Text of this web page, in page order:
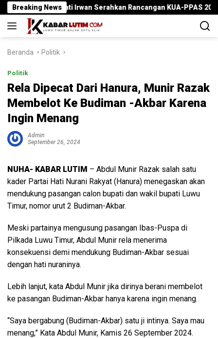
Langsung
ke
konten
Breaking News
Bupati Irwan Serahkan Rancangan KUA-PPAS 2027 ,
Beranda Politik
Politik
Rela Dipecat Dari Hanura, Munir Razak
Membelot Ke Budiman -Akbar Karena
Ingin Menang
Admin
September 26, 2024
NUHA- KABAR LUTIM – Abdul Munir Razak salah satu
kader Partai Hati Nurani Rakyat (Hanura) menegaskan akan
mendukung pasangan calon bupati dan wakil bupati Luwu
Timur, nomor urut 2 Budiman-Akbar.
Meski partainya mengusung pasangan Ibas-Puspa di
Pilkada Luwu Timur, Abdul Munir rela menerima
konsekuensi demi mendukung Budiman-Akbar sesuai
dengan hati nuraninya.
Lebih lanjut, kata Abdul Munir jika dirinya berani membelot
ke pasangan Budiman-Akbar hanya karena ingin menang.
“Saya bergabung (Budiman-Akbar) satu ji intinya. Saya mau
menang,” Kata Abdul Munir, Kamis 26 September 2024.